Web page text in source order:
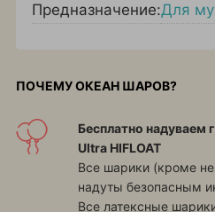
Предназначение:Для
ПОЧЕМУ ОКЕАН ШАРОВ?
Бесплатно надуваем
Ultra HIFLOAT
Все шарики (кроме
надуты безопасным
Все латексные